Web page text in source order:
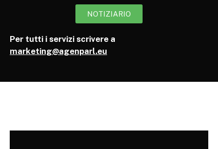
NOTIZIARIO
Per tutti i servizi scrivere a
marketing@agenparl.eu